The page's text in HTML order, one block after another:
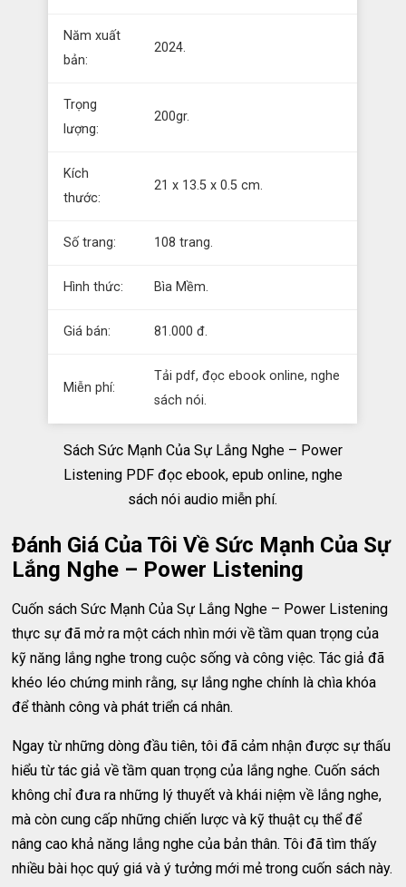
Năm xuất
bản:
2024.
Trọng
lượng:
200gr.
Kích
thước:
21 x 13.5 x 0.5 cm.
Số trang: 108 trang.
Hình thức: Bìa Mềm.
Giá bán: 81.000 đ.
Miễn phí:
Tải pdf, đọc ebook online, nghe
sách nói.
Sách Sức Mạnh Của Sự Lắng Nghe – Power
Listening PDF đọc ebook, epub online, nghe
sách nói audio miễn phí.
Đánh Giá Của Tôi Về Sức Mạnh Của Sự
Lắng Nghe – Power Listening
Cuốn sách Sức Mạnh Của Sự Lắng Nghe – Power Listening
thực sự đã mở ra một cách nhìn mới về tầm quan trọng của
kỹ năng lắng nghe trong cuộc sống và công việc. Tác giả đã
khéo léo chứng minh rằng, sự lắng nghe chính là chìa khóa
để thành công và phát triển cá nhân.
Ngay từ những dòng đầu tiên, tôi đã cảm nhận được sự thấu
hiểu từ tác giả về tầm quan trọng của lắng nghe. Cuốn sách
không chỉ đưa ra những lý thuyết và khái niệm về lắng nghe,
mà còn cung cấp những chiến lược và kỹ thuật cụ thể để
nâng cao khả năng lắng nghe của bản thân. Tôi đã tìm thấy
nhiều bài học quý giá và ý tưởng mới mẻ trong cuốn sách này.